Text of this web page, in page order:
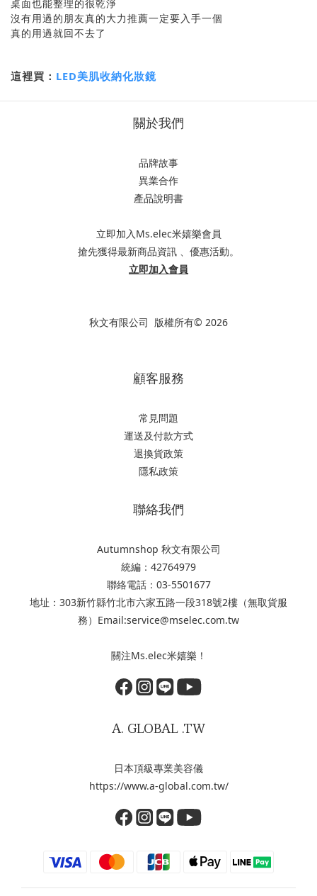
桌面也能整理的很乾淨
沒有用過的朋友真的大力推薦一定要入手一個
真的用過就回不去了
這裡買： LED美肌收納化妝鏡
關於我們
品牌故事
異業合作
產品說明書
立即加入Ms.elec米嬉樂會員
搶先獲得最新商品資訊 、優惠活動。
立即加入會員
秋文有限公司 版權所有© 2026
顧客服務
常見問題
運送及付款方式
退換貨政策
隱私政策
聯絡我們
Autumnshop 秋文有限公司
統編：42764979
聯絡電話：03-5501677
地址：303新竹縣竹北市六家五路一段318號2樓（無取貨服
務）Email:service@mselec.com.tw
關注Ms.elec米嬉樂！
A. GLOBAL .TW
日本頂級專業美容儀
https://www.a-global.com.tw/